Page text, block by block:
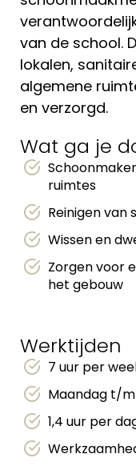
van de school.
lokalen,
algemene
en verzorgd.
Wat ga je
ruimtes
Reinigen van
Wissen en
Zorgen voor
het gebouw
Werktijden
7 uur per
Maandag t/
1,4 uur per